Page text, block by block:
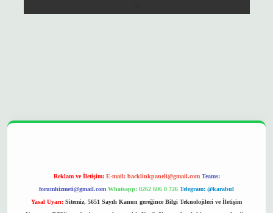
Reklam ve İletişim: E-mail: backlinkpaneli@gmail.com Teams:
forumhizmeti@gmail.com Whatsapp: 0262 606 0 726 Telegram: @karabul
Yasal Uyarı: Sitemiz, 5651 Sayılı Kanun gereğince Bilgi Teknolojileri ve İletişim